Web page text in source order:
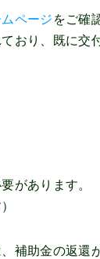
ページ をご確
おり、既に
があります。
補助金の返還